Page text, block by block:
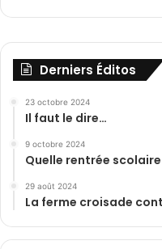
Derniers Éditos
23 octobre 2024
Il faut le dire…
9 octobre 2024
Quelle rentrée
29 août 2024
La ferme croisade